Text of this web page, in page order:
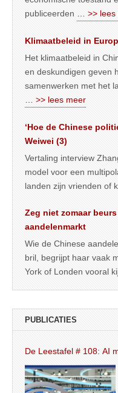
publiceerden
… >>
Klimaatbeleid in
Het klimaatbeleid in
en deskundigen geven
samenwerken met het
… >> lees meer
‘Hoe de Chinese
Weiwei (3)
Vertaling interview
model voor een
landen zijn vrienden of
Zeg niet zomaar
aandelenmarkt
Wie de Chinese
bril, begrijpt haar vaak
York of Londen vooral
PUBLICATIES
De